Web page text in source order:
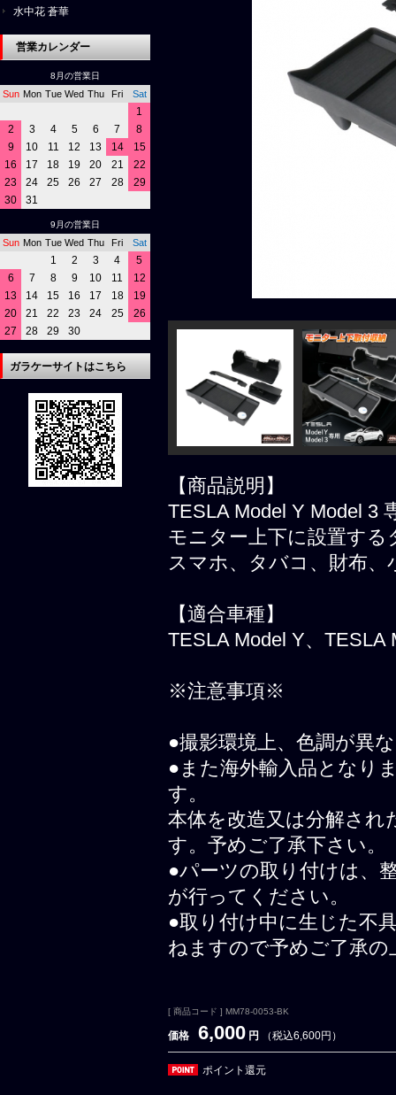
【商品説明】
TESLA Model Y Model 3
モニター上下に設置す
スマホ、タバコ、財布
【適合車種】
TESLA Model Y、TESLA
※注意事項※
●撮影環境上、色調が異
●また海外輸入品となり
す。
本体を改造又は分解され
す。予めご了承下さい。
●パーツの取り付けは、
が行ってください。
●取り付け中に生じた不
ねますので予めご了承
[ 商品コード ] MM78-0053-BK
価格 6,000 円 （税込6,600円）
ポイント還元
水中花 蒼華
営業カレンダー
8月の営業日
Sun Mon Tue Wed Thu Fri Sat
1
2
3 4 5 6 7
8
9
10 11 12 13 14
15
16
17 18 19 20 21
22
23
24 25 26 27 28
29
30
31
9月の営業日
Sun Mon Tue Wed Thu Fri Sat
1 2 3 4
5
6
7 8 9 10 11
12
13
14 15 16 17 18
19
20
21 22 23 24 25
26
27
28 29 30
ガラケーサイトはこちら